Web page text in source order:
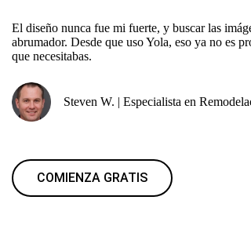
El diseño nunca fue mi fuerte, y buscar las
abrumador. Desde que uso Yola, eso ya no es
que necesitabas.
Steven W. | Especialista en
COMIENZA GRATIS